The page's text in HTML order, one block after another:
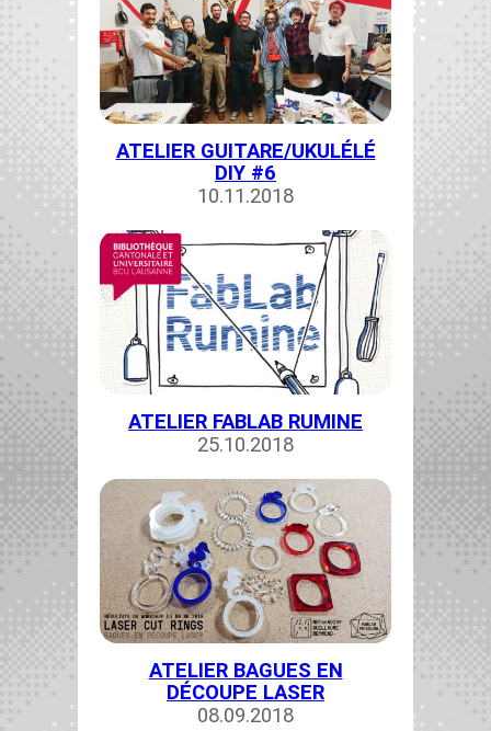
ATELIER GUITARE/UKULÉLÉ
DIY #6
10.11.2018
ATELIER FABLAB RUMINE
25.10.2018
ATELIER BAGUES EN
DÉCOUPE LASER
08.09.2018